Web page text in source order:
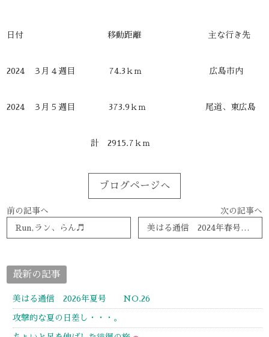
日付 移動距離 主な行き先
2024 ３月４週目 74.3ｋｍ 広島市内
2024 ３月５週目 373.9ｋｍ 尾道、東広島
計 2915.7ｋｍ
ブログページへ
前の記事へ
Run,ラン、らん♬
次の記事へ
美はる通信 2024年春号 NO.17
最新の記事
美はる通信 2026年夏号 NO.26
攻撃的な夏の日差し・・・。